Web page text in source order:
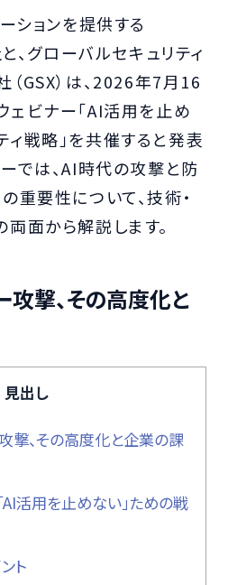
ションを提供する
グローバルセキュリティ
GSX）は、2026年7月16
ェビナー「AI活用を止め
ィ戦略」を共催すると発表
では、AI時代の攻撃と防
重要性について、技術・
面から解説します。
撃、その高度化と
見出し
撃、その高度化と企業の課
AI活用を止めない」ための戦
ト